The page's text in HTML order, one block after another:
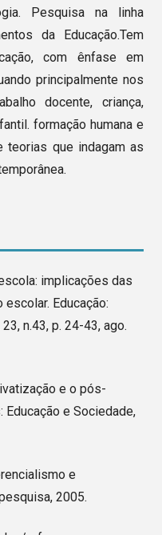
Pesquisa na linha
da Educação.Tem
com ênfase em
principalmente nos
docente, criança,
formação humana e
teorias que indagam as
implicações das
Educação:
n.43, p. 24-43, ago.
e o pós-
e Sociedade,
e
2005.